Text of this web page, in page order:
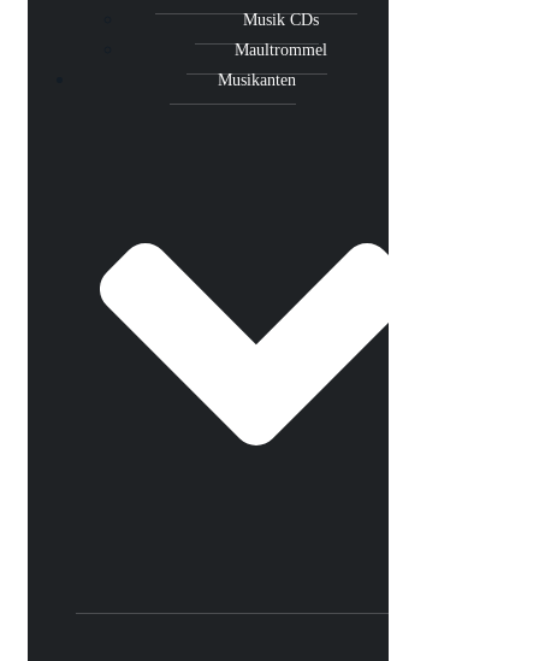
Musik CDs
Maultrommel
Musikanten